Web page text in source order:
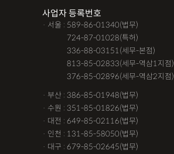
사업자 등록번호
· 서울 : 589-86-01340(법무)
724-87-01028(특허)
336-88-03151(세무-본점)
813-85-02833(세무-역삼1지점)
376-85-02896(세무-역삼2지점)
· 부산 : 386-85-01948(법무)
· 수원 : 351-85-01826(법무)
· 대전 : 649-85-02116(법무)
· 인천 : 131-85-58050(법무)
· 대구 : 679-85-02645(법무)